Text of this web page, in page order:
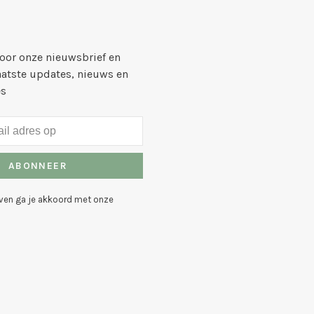
onze nieuwsbrief en
updates, nieuws en
ABONNEER
ga je akkoord met onze